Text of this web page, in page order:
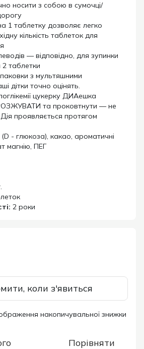
носити з собою в сумочці/
1 таблетку дозволяє легко
кількість таблеток для
— відповідно, для зупинки
2 таблетки
з мультяшними
дітки точно оцінять.
цукерку ДИАешка
та проковтнути — не
Дія проявляється протягом
- глюкоза), какао, ароматичні
магнію, ПЕГ
2 роки
коли з'явиться
накопичувальної знижки
Порівняти